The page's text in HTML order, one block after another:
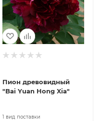
Пион древовидный
"Bai Yuan Hong Xia"
1 вид поставки